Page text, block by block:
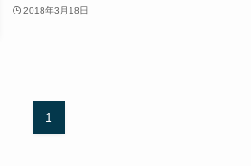
2018年3月18日
1